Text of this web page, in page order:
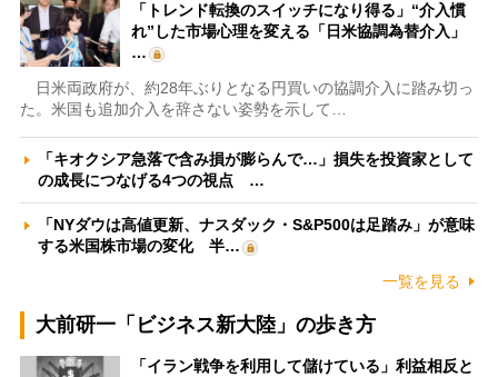
「トレンド転換のスイッチになり得る」“介入慣
れ”した市場心理を変える「日米協調為替介入」
…
日米両政府が、約28年ぶりとなる円買いの協調介入に踏み切っ
た。米国も追加介入を辞さない姿勢を示して…
「キオクシア急落で含み損が膨らんで…」損失を投資家として
の成長につなげる4つの視点 …
「NYダウは高値更新、ナスダック・S&P500は足踏み」が意味
する米国株市場の変化 半…
一覧を見る
大前研一「ビジネス新大陸」の歩き方
「イラン戦争を利用して儲けている」利益相反と